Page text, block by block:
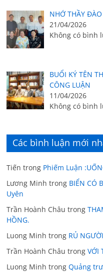
NHỚ THẦY
21/04/2026
Không có bình
BUỔI KÝ TÊN
CÔNG LUẬN
11/04/2026
Không có bình
Các bình luận mới
Tiến trong Phiếm Luận
Lương Minh trong BIỂN CÓ
Uyên
Trần Hoành Châu trong
HỒNG.
Luong Minh trong RỦ
Trần Hoành Châu trongVỚI
Luong Minh trongQuảng